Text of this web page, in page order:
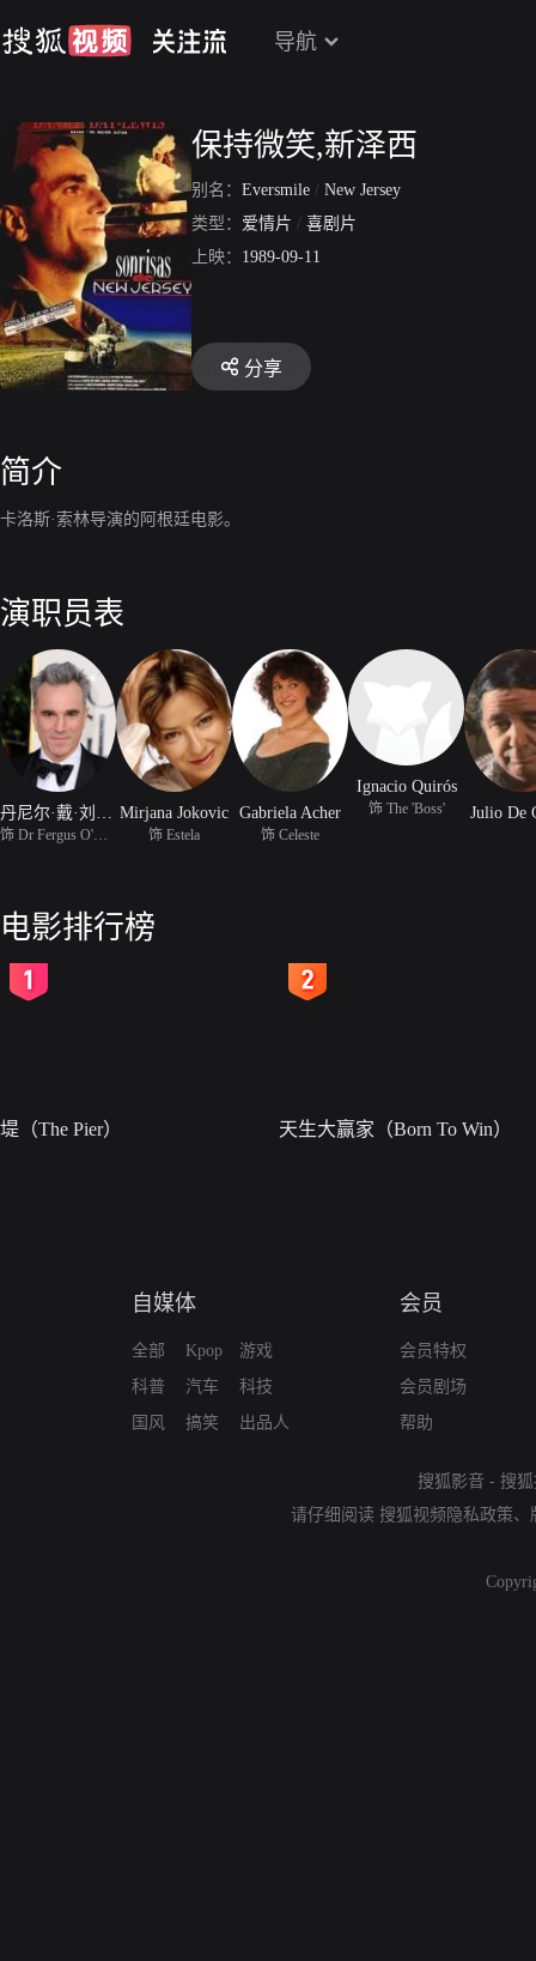
导航
保持微笑,新泽西
别名： Eversmile / New Jersey
类型： 爱情片 / 喜剧片
上映： 1989-09-11
分享
简介
卡洛斯·索林导演的阿根廷电影。
演职员表
Mirjana Jokovic
饰 Estela
Gabriela Acher
饰 Celeste
Ignacio Quirós
饰 The 'Boss' Julio De
电影排行榜
堤（The Pier） 天生大赢家（Born To Win）
自媒体
全部
科普
国风
Kpop
汽车
搞笑
游戏
科技
出品人
会员
会员特权
会员剧场
帮助
搜狐影音 - 搜
请仔细阅读 搜狐视频隐私政策、